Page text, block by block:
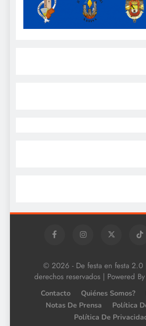
© 2026 - De festa en festa 2.0
derechos reservados | Powered By
Contacto Quiénes Somos?
Notas De Prensa
Política
Política De